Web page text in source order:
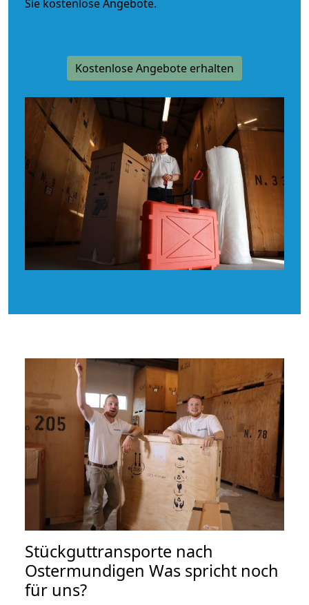
Sie kostenlose Angebote.
Kostenlose Angebote erhalten
Stückguttransporte nach
Ostermundigen Was spricht noch
für uns?